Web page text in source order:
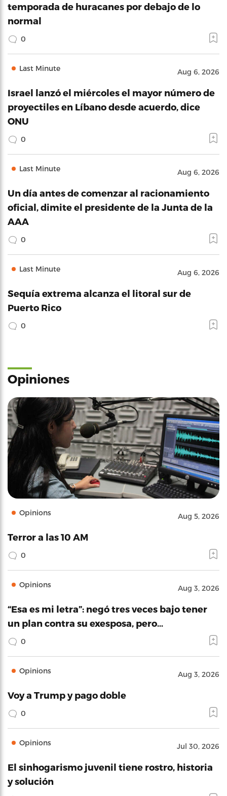
temporada de huracanes por debajo de lo
normal
0
Last Minute Aug 6, 2026
Israel lanzó el miércoles el mayor número de
proyectiles en Líbano desde acuerdo, dice
ONU
0
Last Minute Aug 6, 2026
Un día antes de comenzar al racionamiento
oficial, dimite el presidente de la Junta de la
AAA
0
Last Minute Aug 6, 2026
Sequía extrema alcanza el litoral sur de
Puerto Rico
0
Opiniones
Opinions Aug 5, 2026
Terror a las 10 AM
0
Opinions Aug 3, 2026
“Esa es mi letra”: negó tres veces bajo tener
un plan contra su exesposa, pero…
0
Opinions Aug 3, 2026
Voy a Trump y pago doble
0
Opinions Jul 30, 2026
El sinhogarismo juvenil tiene rostro, historia
y solución